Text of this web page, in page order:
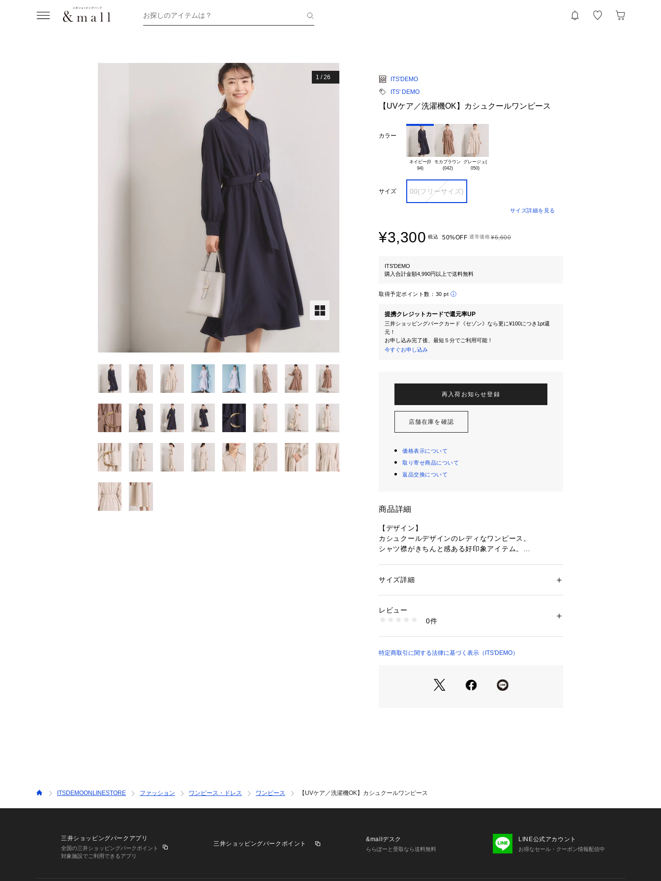
お探しのアイテムは？
1 /26
ITS'DEMO
ITS' DEMO
【UVケア／洗濯機OK】カシュクールワンピース
カラー
ネイビー(0
94)
モカブラウン
(042)
グレージュ(
サイズ 00(フリーサイズ)
サイズ詳細を見る
¥3,300 税込 50%OFF 通常価格¥6,600
ITS'DEMO
購入合計金額4,990円以上で送料無料
取得予定ポイント数： 30 pt
提携クレジットカードで還元率UP
三井ショッピングパークカード《セゾン》なら更に¥100につき1pt還
元！
お申し込み完了後、最短５分でご利用可能！
今すぐお申し込み
再入荷お知らせ登録
店舗在庫を確認
価格表示について
取り寄せ商品について
返品交換について
商品詳細
【デザイン】
カシュクールデザインのレディなワンピース。
シャツ襟がきちんと感ある好印象アイテム。
1.UVケア
ウエストマークデザインで、女性らしい印象のカシュク
ールワンンピース。
スカート部分には裏地が付いているので透けが気になり
※この製品は、太陽光線中の紫外線(UV)を通しにくくし
ます。この効果は永久的ではありません。
※照明の関係により、実際よりも色味が違って見える場
合があります。また、パソコン・スマートフォンなどの
性別：レディース
商品番号：
P93-55011 （ショップ）
サイズ詳細
レビュー
0件
特定商取引に関する法律に基づく表示（ITS'DEMO）
ITSDEMOONLINESTORE ファッション ワンピース・ドレス ワンピース 【UVケア／洗濯機OK】カシュクールワンピース
三井ショッピングパークアプリ
全国の三井ショッピングパークポイント
対象施設でご利用できるアプリ
三井ショッピングパークポイント
&mallデスク
ららぽーと受取なら送料無料
LINE公式アカウント
お得なセール・クーポン情報配信中